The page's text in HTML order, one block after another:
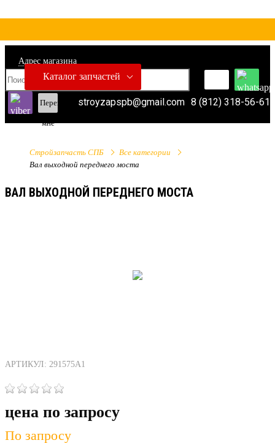
Адрес магазина
Перезвонить
мне
8 (812) 318-56-61
stroyzapspb@gmail.com
Каталог запчастей
Стройзапчасть СПБ
Все категории
Вал выходной переднего моста
ВАЛ ВЫХОДНОЙ ПЕРЕДНЕГО МОСТА
АРТИКУЛ: 291575A1
цена по запросу
По запросу